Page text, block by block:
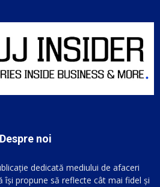
Despre noi
dedicată mediului de afaceri
își propune să reflecte cât mai fidel și